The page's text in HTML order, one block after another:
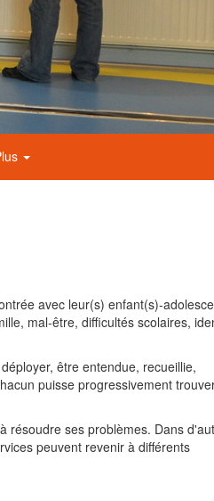
avec leur(s) enfant(s)-
mal-être, difficultés scolaires,
être entendue, recueillie,
puisse progressivement
résoudre ses problèmes. Dans
peuvent revenir à différents